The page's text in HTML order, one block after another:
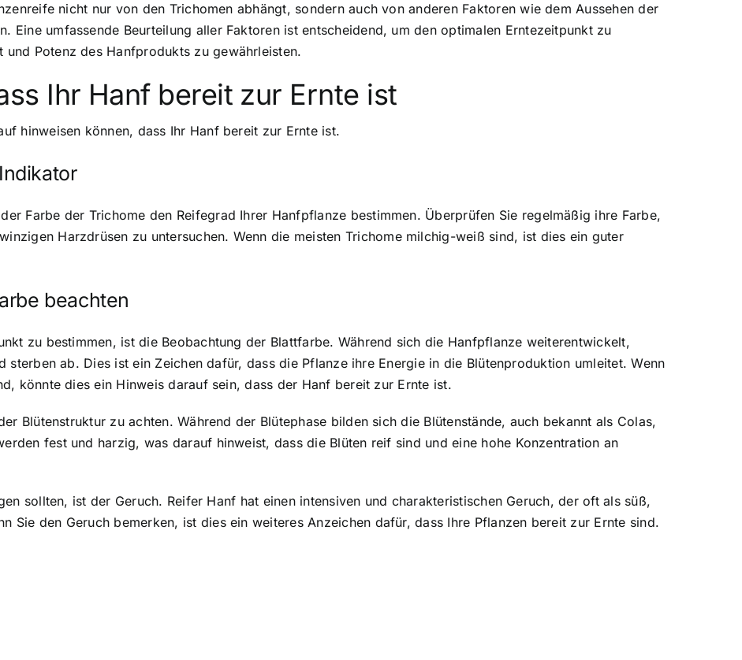
nicht nur von den Trichomen abhängt, sondern auch von anderen Faktoren wie dem Aussehen der
Eine umfassende Beurteilung aller Faktoren ist entscheidend, um den optimalen Erntezeitpunkt zu
Potenz des Hanfprodukts zu gewährleisten.
Ihr Hanf bereit zur Ernte ist
hinweisen können, dass Ihr Hanf bereit zur Ernte ist.
Farbe der Trichome den Reifegrad Ihrer Hanfpflanze bestimmen. Überprüfen Sie regelmäßig ihre Farbe,
Harzdrüsen zu untersuchen. Wenn die meisten Trichome milchig-weiß sind, ist dies ein guter
beachten
zu bestimmen, ist die Beobachtung der Blattfarbe. Während sich die Hanfpflanze weiterentwickelt,
ab. Dies ist ein Zeichen dafür, dass die Pflanze ihre Energie in die Blütenproduktion umleitet. Wenn
könnte dies ein Hinweis darauf sein, dass der Hanf bereit zur Ernte ist.
Blütenstruktur zu achten. Während der Blütephase bilden sich die Blütenstände, auch bekannt als Colas,
fest und harzig, was darauf hinweist, dass die Blüten reif sind und eine hohe Konzentration an
sollten, ist der Geruch. Reifer Hanf hat einen intensiven und charakteristischen Geruch, der oft als süß,
Sie den Geruch bemerken, ist dies ein weiteres Anzeichen dafür, dass Ihre Pflanzen bereit zur Ernte sind.